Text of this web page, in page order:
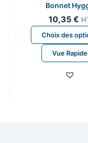
Bonnet
10,35 €
Choix des
Vue Rapide